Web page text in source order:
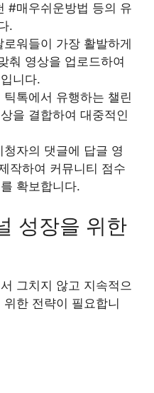
#매우쉬운방법 등의 유
.
워들이 가장 활발하게
춰 영상을 업로드하여
니다.
톡에서 유행하는 챌린
을 결합하여 대중적인
자의 댓글에 답글 영
작하여 커뮤니티 점수
확보합니다.
성장을 위한
그치지 않고 지속적으
한 전략이 필요합니